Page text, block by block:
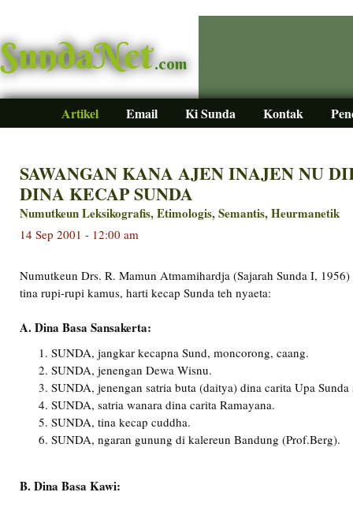
SundaNet.com
Artikel Email Ki Sunda Kontak
SAWANGAN KANA AJEN INAJEN NU
DINA KECAP SUNDA
Numutkeun Leksikografis, Etimologis, Semantis, Heurmanetik
14 Sep 2001 - 12:00 am
Numutkeun Drs. R. Mamun Atmamihardja (Sajarah Sunda I,
tina rupi-rupi kamus, harti kecap Sunda teh nyaeta:
A. Dina Basa Sansakerta:
SUNDA, jangkar kecapna Sund, moncorong, caang.
SUNDA, jenengan Dewa Wisnu.
SUNDA, jenengan satria buta (daitya) dina carita Upa Sunda
SUNDA, satria wanara dina carita Ramayana.
SUNDA, tina kecap cuddha.
SUNDA, ngaran gunung di kalereun Bandung (Prof.Berg).
B. Dina Basa Kawi: